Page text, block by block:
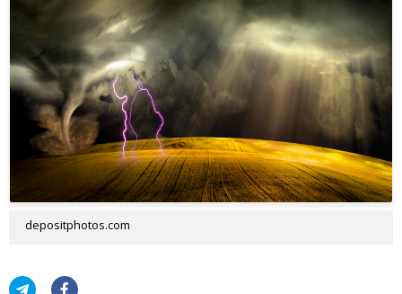
depositphotos.com